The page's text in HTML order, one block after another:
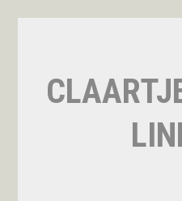
springen